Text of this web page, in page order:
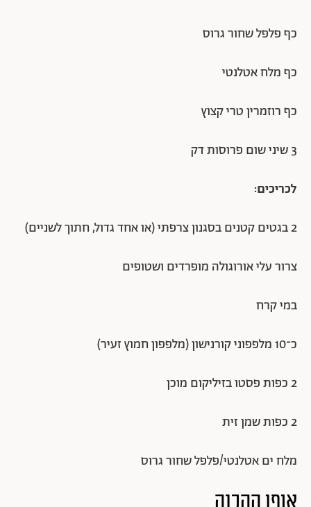
כף פלפל שחור גרוס
כף מלח אטלנטי
כף רוזמרין טרי קצוץ
3 שיני שום פרוסות דק
לכריכים:
2 בגטים קטנים בסגנון צרפתי (או אחד גדול, חתוך לשניים)
צרור עלי אורוגולה מופרדים ושטופים
במי קרח
כ־10 מלפפוני קורנישון (מלפפון חמוץ זעיר)
2 כפות פסטו בזיליקום מוכן
2 כפות שמן זית
מלח ים אטלנטי/פלפל שחור גרוס